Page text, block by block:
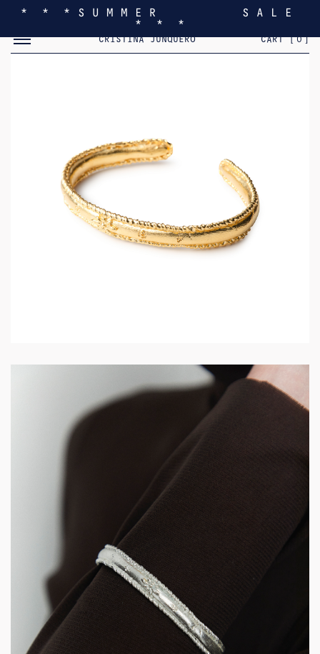
* * * S U M M E R S A L E
* * *
CRISTINA JUNQUERO CART [0]